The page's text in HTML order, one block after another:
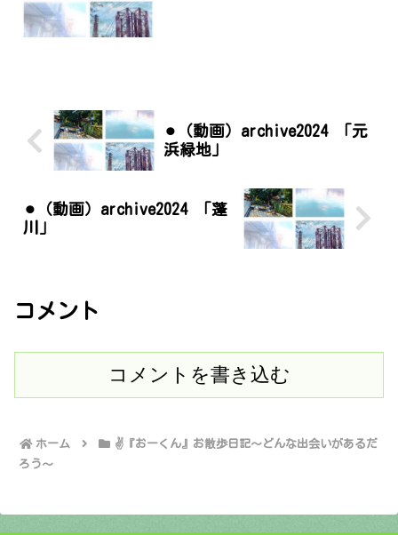
⚫︎（動画）archive2024 「元
浜緑地」
⚫︎（動画）archive2024 「蓬
川」
コメント
コメントを書き込む
ホーム
✌️『おーくん』お散歩日記〜どんな出会いがあるだ
ろう〜